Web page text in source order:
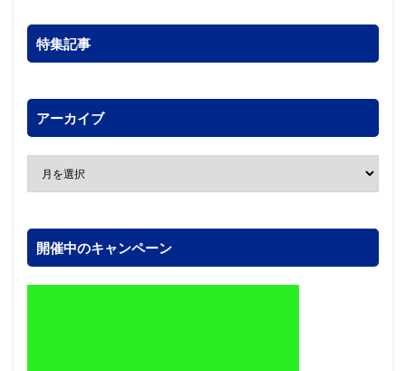
特集記事
アーカイブ
開催中のキャンペーン